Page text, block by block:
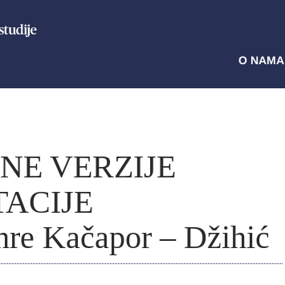
O NAMA
VERZIJE
Kačapor – Džihić